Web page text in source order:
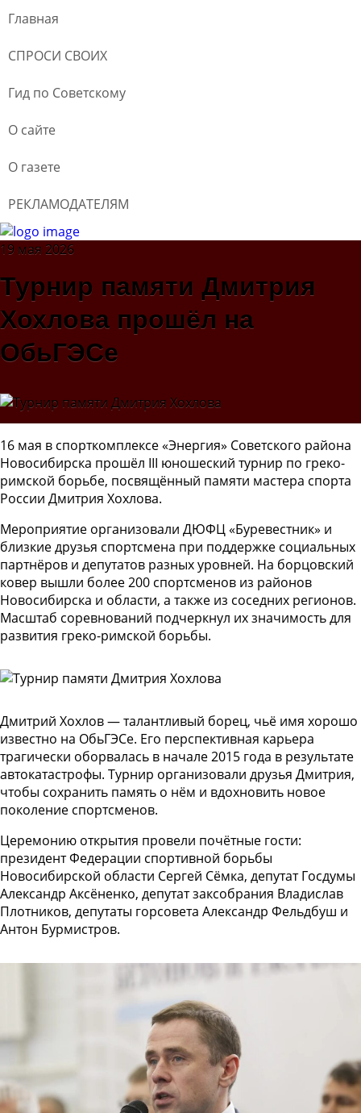
Главная
СПРОСИ СВОИХ
Гид по Советскому
О сайте
О газете
РЕКЛАМОДАТЕЛЯМ
19 мая 2026
Турнир памяти Дмитрия
Хохлова прошёл на
ОбьГЭСе
16 мая в спорткомплексе «Энергия» Советского района
Новосибирска прошёл III юношеский турнир по греко-
римской борьбе, посвящённый памяти мастера спорта
России Дмитрия Хохлова.
Мероприятие организовали ДЮФЦ «Буревестник» и
близкие друзья спортсмена при поддержке социальных
партнёров и депутатов разных уровней. На борцовский
ковер вышли более 200 спортсменов из районов
Новосибирска и области, а также из соседних регионов.
Масштаб соревнований подчеркнул их значимость для
развития греко-римской борьбы.
Дмитрий Хохлов — талантливый борец, чьё имя хорошо
известно на ОбьГЭСе. Его перспективная карьера
трагически оборвалась в начале 2015 года в результате
автокатастрофы. Турнир организовали друзья Дмитрия,
чтобы сохранить память о нём и вдохновить новое
поколение спортсменов.
Церемонию открытия провели почётные гости:
президент Федерации спортивной борьбы
Новосибирской области Сергей Сёмка, депутат Госдумы
Александр Аксёненко, депутат заксобрания Владислав
Плотников, депутаты горсовета Александр Фельдбуш и
Антон Бурмистров.